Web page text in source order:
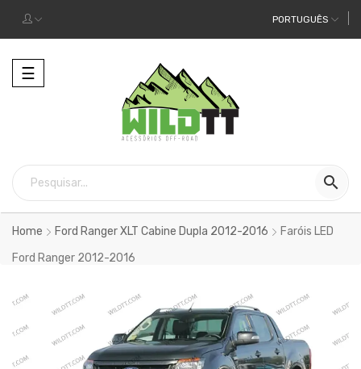
PORTUGUÊS
Alternar
a
☰

Home Ford Ranger XLT Cabine Dupla 2012-2016
Faróis LED
Ford Ranger 2012-2016